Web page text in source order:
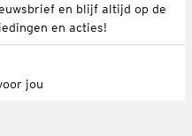
en blijf altijd op de
en acties!
jou